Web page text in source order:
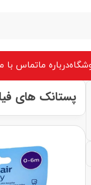
درباره ماتماس با
پستانک های